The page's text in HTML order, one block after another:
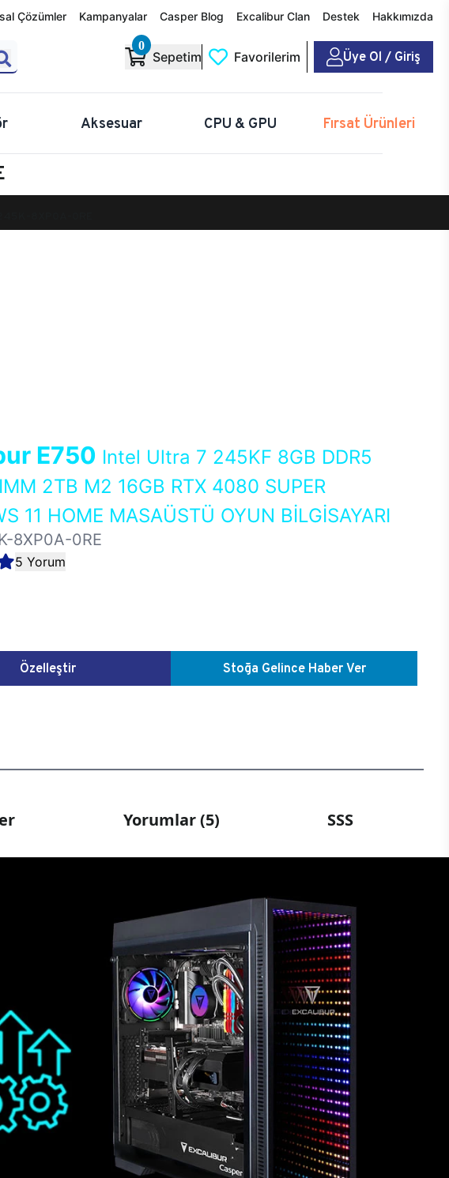
Çözümler Kampanyalar Casper Blog Excalibur Clan Destek Hakkımızda
0
Sepetim Favorilerim Üye Ol / Giriş
Aksesuar CPU & GPU Fırsat Ürünleri
E750 Intel Ultra 7 245KF 8GB DDR5
2TB M2 16GB RTX 4080 SUPER
11 HOME MASAÜSTÜ OYUN BİLGİSAYARI
8XP0A-0RE
5 Yorum
Özelleştir Stoğa Gelince Haber Ver
Yorumlar (5) SSS